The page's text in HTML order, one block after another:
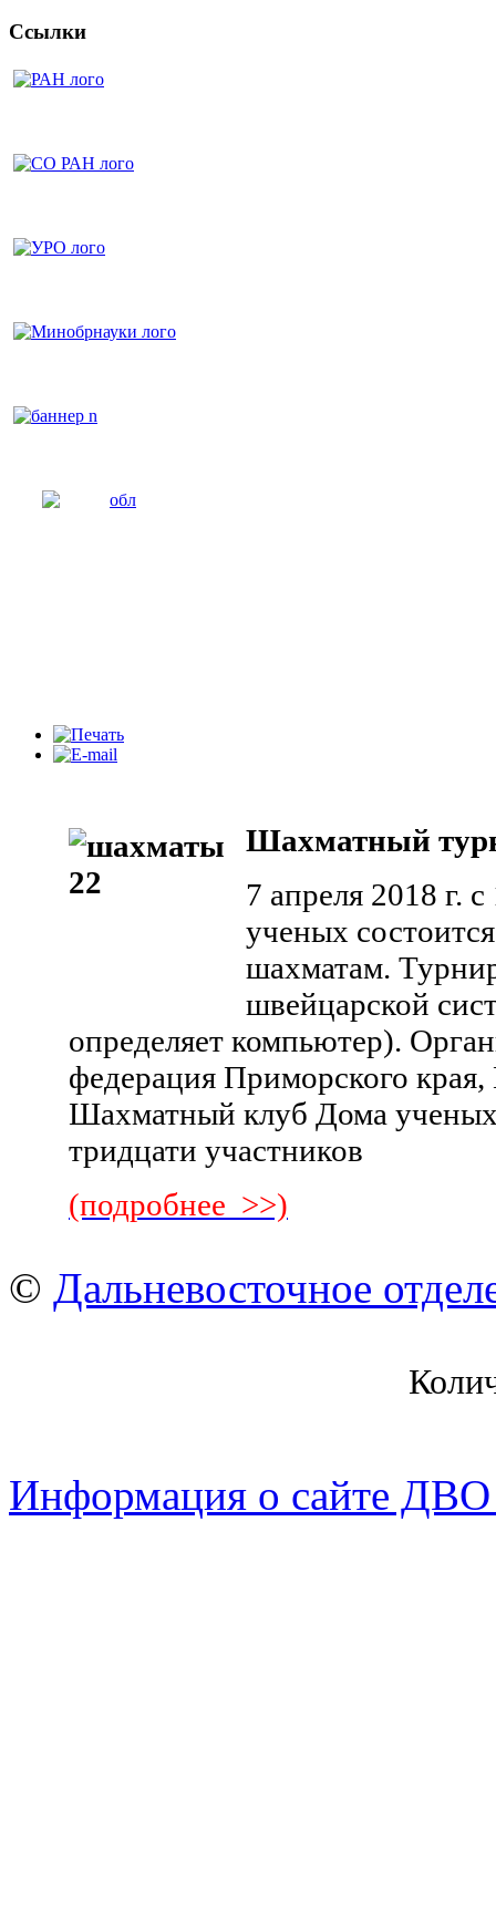
Ссылки
Шахматный
7 апреля 2018 г.
ученых
шахматам.
швейцарской
определяет компьютер).
федерация Приморского
Шахматный клуб Дома
тридцати участников
(подробнее >>)
© Дальневосточное
Информация о сайте